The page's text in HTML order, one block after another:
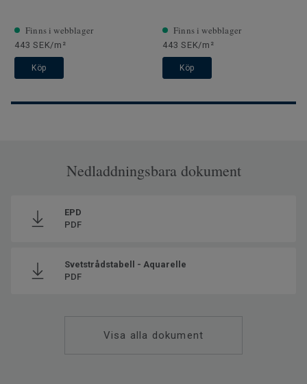
Finns i webblager
443 SEK/m²
Köp
Finns i webblager
443 SEK/m²
Köp
Nedladdningsbara dokument
EPD
PDF
Svetstrådstabell - Aquarelle
PDF
Visa alla dokument